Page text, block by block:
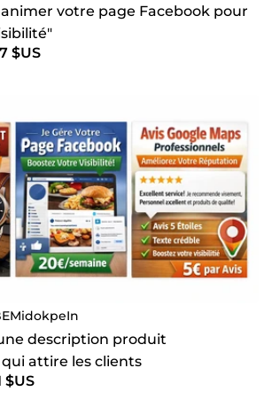
votre page Facebook pour
$US
description produit
attire les clients
$US